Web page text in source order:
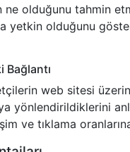
ne olduğunu tahmin
yetkin olduğunu
Bağlantı
web sitesi
yönlendirildiklerini
ve tıklama